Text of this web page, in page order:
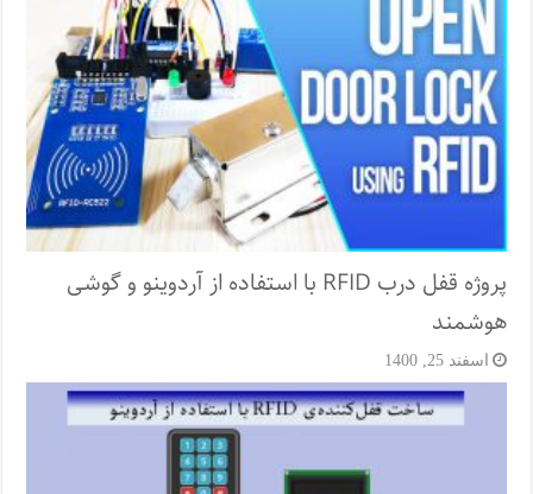
پروژه قفل‌ درب RFID با استفاده از آردوینو و گوشی
هوشمند
اسفند 25, 1400